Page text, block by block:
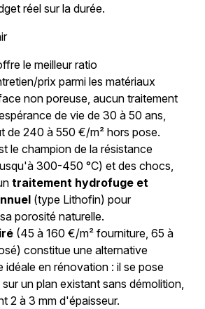
réel sur la durée.
le meilleur ratio
prix parmi les matériaux
non poreuse, aucun traitement
de vie de 30 à 50 ans,
de 240 à 550 €/m² hors pose.
le champion de la résistance
300-450 °C) et des chocs,
traitement hydrofuge et
(type Lithofin) pour
porosité naturelle.
(45 à 160 €/m² fourniture, 65 à
constitue une alternative
idéale en rénovation : il se pose
un plan existant sans démolition,
2 à 3 mm d'épaisseur.